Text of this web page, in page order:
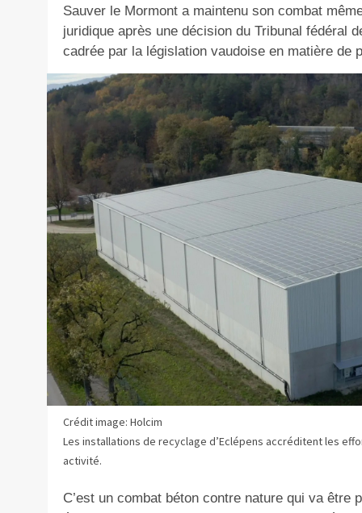
Sauver le Mormont a maintenu son combat
juridique après une décision du Tribunal fédéral
cadrée par la législation vaudoise en matière de
Crédit image: Holcim
Les installations de recyclage d’Eclépens accréditent les
activité.
C’est un combat béton contre nature qui va être